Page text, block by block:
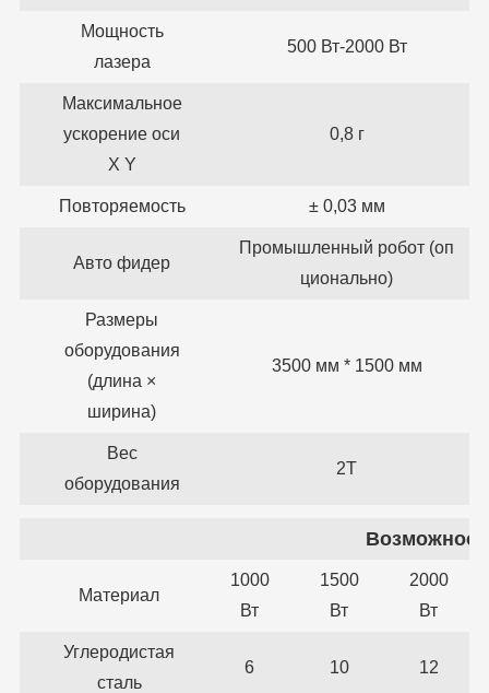
Мощность
лазера
500 Вт-2000 Вт
Максимальное
ускорение оси
X Y
0,8 г
Повторяемость ± 0,03 мм
Авто фидер
Промышленный робот (оп
ционально)
Размеры
оборудования
(длина ×
ширина)
3500 мм * 1500 мм
Вес
оборудования
2Т
Материал
1000
Вт
1500
Вт
2000
Вт
Углеродистая
сталь
6 10 12